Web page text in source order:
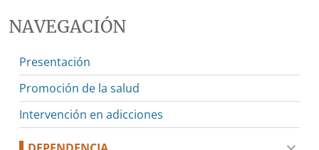
NAVEGACIÓN
Presentación
Promoción de la salud
Intervención en adicciones